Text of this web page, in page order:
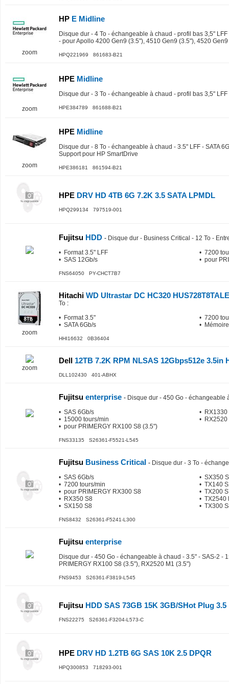
zoom
HP E Midline
Disque dur - 4 To - échangeable à chaud - profil bas 3,5"
- pour Apollo 4200 Gen9 (3.5"), 4510 Gen9 (3.5"), 4520
HPQ221969 861683-B21
zoom
HPE Midline
Disque dur - 3 To - échangeable à chaud - profil bas 3,5"
HPE384789 861688-B21
zoom
HPE Midline
Disque dur - 8 To - échangeable à chaud - 3.5" LFF - SATA
Support pour HP SmartDrive
HPE386181 861594-B21
HPE DRV HD 4TB 6G 7.2K 3.5 SATA LPMDL
HPQ299134 797519-001
Fujitsu HDD - Disque dur - Business Critical - 12 To -
• Format 3.5" LFF
• SAS 12Gb/s
• 7200
• pour
FNS64050 PY-CHCT7B7
zoom
Hitachi WD Ultrastar DC HC320
To :
• Format 3.5"
• SATA 6Gb/s
• 7200
•
HHI16632 0B36404
zoom
Dell 12TB 7.2K RPM NLSAS 12Gbps512e 3.5in
DLL102430 401-ABHX
Fujitsu enterprise - Disque dur - 450 Go - échangeable
• SAS 6Gb/s
• 15000 tours/min
• pour PRIMERGY RX100 S8 (3.5")
• RX1330
• RX2520
FNS33135 S26361-F5521-L545
Fujitsu Business Critical - Disque dur - 3 To -
• SAS 6Gb/s
• 7200 tours/min
• pour PRIMERGY RX300 S8
• RX350 S8
• SX150 S8
• SX350
• TX140
• TX200
• TX2540
• TX300
FNS8432 S26361-F5241-L300
Fujitsu enterprise
Disque dur - 450 Go - échangeable à chaud - 3.5" - SAS-2 -
PRIMERGY RX100 S8 (3.5"), RX2520 M1 (3.5")
FNS9453 S26361-F3819-L545
Fujitsu HDD SAS 73GB 15K 3GB/SHot Plug 3.5
FNS22275 S26361-F3204-L573-C
HPE DRV HD 1.2TB 6G SAS 10K 2.5 DPQR
HPQ300853 718293-001